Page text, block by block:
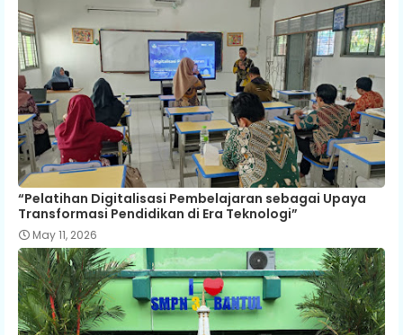
“Pelatihan Digitalisasi Pembelajaran sebagai Upaya
Transformasi Pendidikan di Era Teknologi”
May 11, 2026